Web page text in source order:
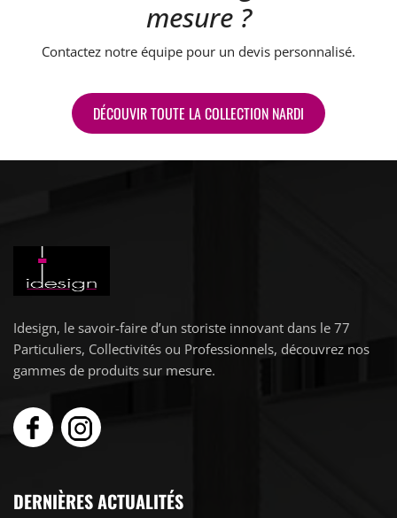
mesure ?
Contactez notre équipe pour un devis personnalisé.
DÉCOUVIR TOUTE LA COLLECTION NARDI
Idesign, le savoir-faire d’un storiste innovant dans le 77
Particuliers, Collectivités ou Professionnels, découvrez nos
gammes de produits sur mesure.
DERNIÈRES ACTUALITÉS